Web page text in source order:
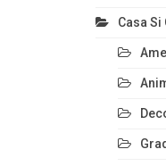
Casa Si